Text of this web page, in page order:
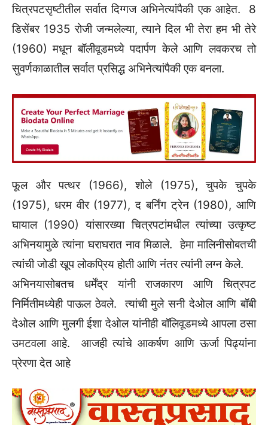
चित्रपटसृष्टीतील सर्वात दिग्गज अभिनेत्यांपैकी एक आहेत. 8
डिसेंबर 1935 रोजी जन्मलेल्या, त्याने दिल भी तेरा हम भी तेरे
(1960) मधून बॉलीवूडमध्ये पदार्पण केले आणि लवकरच तो
सुवर्णकाळातील सर्वात प्रसिद्ध अभिनेत्यांपैकी एक बनला.
फूल और पत्थर (1966), शोले (1975), चुपके चुपके
(1975), धरम वीर (1977), द बर्निंग ट्रेन (1980), आणि
घायाल (1990) यांसारख्या चित्रपटांमधील त्यांच्या उत्कृष्ट
अभिनयामुळे त्यांना घराघरात नाव मिळाले. हेमा मालिनीसोबतची
त्यांची जोडी खूप लोकप्रिय होती आणि नंतर त्यांनी लग्न केले.
अभिनयासोबतच धर्मेंद्र यांनी राजकारण आणि चित्रपट
निर्मितीमध्येही पाऊल ठेवले. त्यांची मुले सनी देओल आणि बॉबी
देओल आणि मुलगी ईशा देओल यांनीही बॉलिवूडमध्ये आपला ठसा
उमटवला आहे. आजही त्यांचे आकर्षण आणि ऊर्जा पिढ्यांना
प्रेरणा देत आहे